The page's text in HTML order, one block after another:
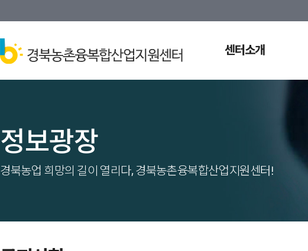
센터소개
정보광장
경북농업 희망의 길이 열리다, 경북농촌융복합산업지원센터!